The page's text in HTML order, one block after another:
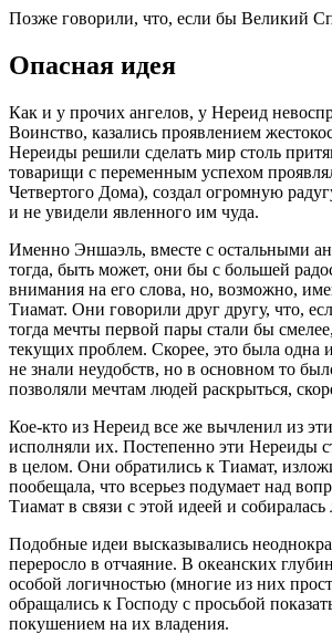
Позже говорили, что, если бы Великий
Опасная идея
Как и у прочих ангелов, у Нереид
Воинство, казались проявлением
Нереиды решили сделать мир столь
товарищи с переменным успехом
Четвертого Дома), создал огромную
и не увидели явленного им чуда.
Именно Эншаэль, вместе с остальными
тогда, быть может, они бы с большей
внимания на его слова, но, возможно,
Тиамат. Они говорили друг другу, что,
тогда мечты первой пары стали бы
текущих проблем. Скорее, это была
не знали неудобств, но в основном то
позволяли мечтам людей раскрыться,
Кое-кто из Нереид все же вычленил из
исполняли их. Постепенно эти Нереиды
в целом. Они обратились к Тиамат,
пообещала, что всерьез подумает над
Тиамат в связи с этой идеей и
Подобные идеи высказывались
переросло в отчаяние. В океанских
особой логичностью (многие из них
обращались к Господу с просьбой
покушением на их владения.